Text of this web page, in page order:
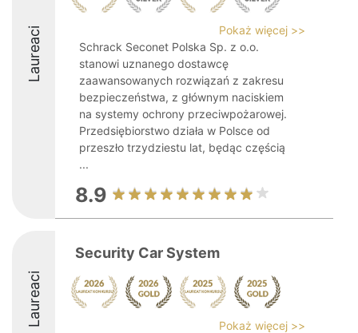
Laureaci
Pokaż więcej >>
Schrack Seconet Polska Sp. z o.o.
stanowi uznanego dostawcę
zaawansowanych rozwiązań z zakresu
bezpieczeństwa, z głównym naciskiem
na systemy ochrony przeciwpożarowej.
Przedsiębiorstwo działa w Polsce od
przeszło trzydziestu lat, będąc częścią
...
8.9
Laureaci
Security Car System
Pokaż więcej >>